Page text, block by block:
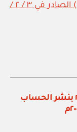
عدد الجريدة الرسمية رقم (٨٣٢) الصادر في ٣ / ٢ /
وزارة المالية: قرار وزاري رقم ٧ / ٢٠٠٧ بنشر الحساب